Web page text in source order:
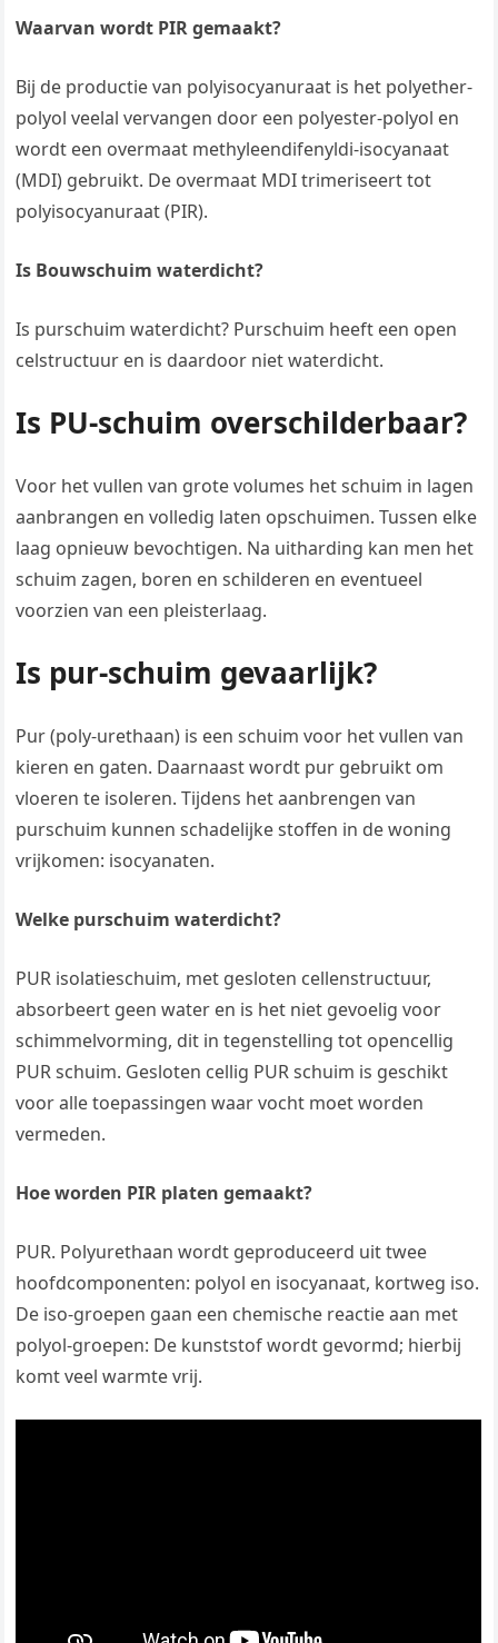
Waarvan wordt PIR gemaakt?
Bij de productie van polyisocyanuraat is het polyether-
polyol veelal vervangen door een polyester-polyol en
wordt een overmaat methyleendifenyldi-isocyanaat
(MDI) gebruikt. De overmaat MDI trimeriseert tot
polyisocyanuraat (PIR).
Is Bouwschuim waterdicht?
Is purschuim waterdicht? Purschuim heeft een open
celstructuur en is daardoor niet waterdicht.
Is PU-schuim overschilderbaar?
Voor het vullen van grote volumes het schuim in lagen
aanbrangen en volledig laten opschuimen. Tussen elke
laag opnieuw bevochtigen. Na uitharding kan men het
schuim zagen, boren en schilderen en eventueel
voorzien van een pleisterlaag.
Is pur-schuim gevaarlijk?
Pur (poly-urethaan) is een schuim voor het vullen van
kieren en gaten. Daarnaast wordt pur gebruikt om
vloeren te isoleren. Tijdens het aanbrengen van
purschuim kunnen schadelijke stoffen in de woning
vrijkomen: isocyanaten.
Welke purschuim waterdicht?
PUR isolatieschuim, met gesloten cellenstructuur,
absorbeert geen water en is het niet gevoelig voor
schimmelvorming, dit in tegenstelling tot opencellig
PUR schuim. Gesloten cellig PUR schuim is geschikt
voor alle toepassingen waar vocht moet worden
vermeden.
Hoe worden PIR platen gemaakt?
PUR. Polyurethaan wordt geproduceerd uit twee
hoofdcomponenten: polyol en isocyanaat, kortweg iso.
De iso-groepen gaan een chemische reactie aan met
polyol-groepen: De kunststof wordt gevormd; hierbij
komt veel warmte vrij.